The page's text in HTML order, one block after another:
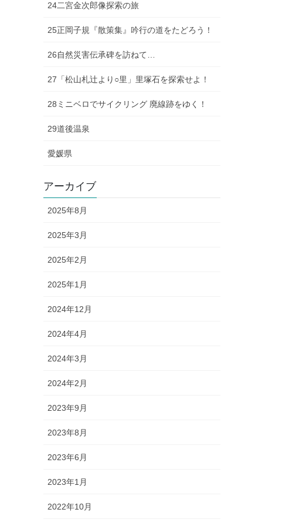
24二宮金次郎像探索の旅
25正岡子規『散策集』吟行の道をたどろう！
26自然災害伝承碑を訪ねて…
27「松山札辻より○里」里塚石を探索せよ！
28ミニベロでサイクリング 廃線跡をゆく！
29道後温泉
愛媛県
アーカイブ
2025年8月
2025年3月
2025年2月
2025年1月
2024年12月
2024年4月
2024年3月
2024年2月
2023年9月
2023年8月
2023年6月
2023年1月
2022年10月